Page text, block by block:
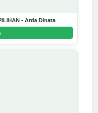
- Arda Dinata